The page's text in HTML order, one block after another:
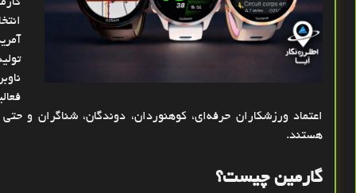
اعتماد ورزشکاران حرفه‌ای، کوهنوردان، دوندگان، شناگران و
هستند.
گارمین چیست؟